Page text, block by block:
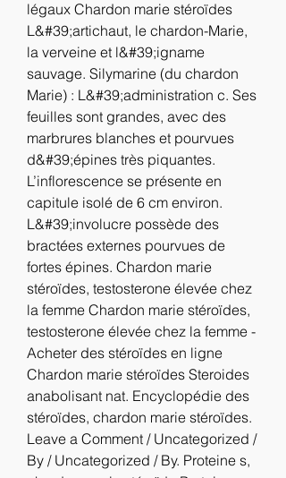
légaux Chardon marie stéroïdes
L&#39;artichaut, le chardon-Marie,
la verveine et l&#39;igname
sauvage. Silymarine (du chardon
Marie) : L&#39;administration c. Ses
feuilles sont grandes, avec des
marbrures blanches et pourvues
d&#39;épines très piquantes.
L’inflorescence se présente en
capitule isolé de 6 cm environ.
L&#39;involucre possède des
bractées externes pourvues de
fortes épines. Chardon marie
stéroïdes, testosterone élevée chez
la femme Chardon marie stéroïdes,
testosterone élevée chez la femme -
Acheter des stéroïdes en ligne
Chardon marie stéroïdes Steroides
anabolisant nat. Encyclopédie des
stéroïdes, chardon marie stéroïdes.
Leave a Comment / Uncategorized /
By / Uncategorized / By. Proteine s,